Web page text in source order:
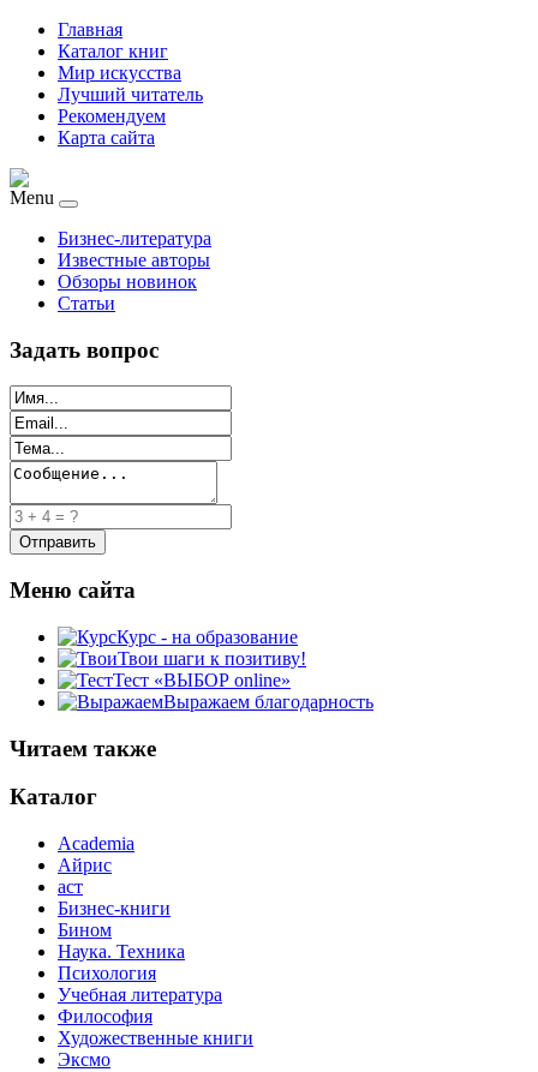
Главная
Каталог книг
Мир искусства
Лучший читатель
Рекомендуем
Карта сайта
Menu
Бизнес-литература
Известные авторы
Обзоры новинок
Статьи
Задать вопрос
Меню сайта
Курс - на образование
Твои шаги к позитиву!
Тест «ВЫБОР online»
Выражаем благодарность
Читаем также
Каталог
Academia
Айрис
аст
Бизнес-книги
Бином
Наука. Техника
Психология
Учебная литература
Философия
Художественные книги
Эксмо